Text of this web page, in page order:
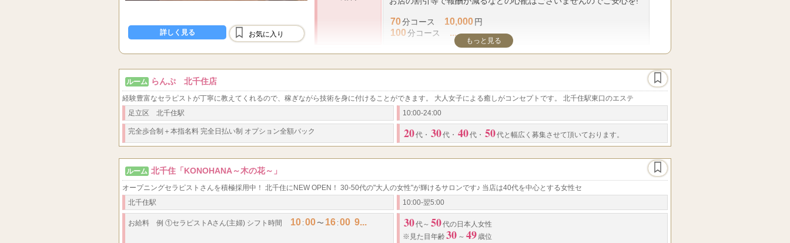
70分コース 10,000 円
100分コース ...
らOK 完全自由出勤、WワークOK
応募資格
経験者・未経験問わずOKです！
主婦の方・シングルマザー大歓迎
TEL：080-4533-3588
もっと見る
詳しく見る お気に入り
ルーム らんぷ 北千住店
経験豊富なセラピストが丁寧に教えてくれるので、稼ぎながら技術を身に付けることができます。 大人女子による癒しがコンセプトです。 北千住駅東口のエステ
足立区 北千住駅
10:00-24:00
完全歩合制＋本指名料 完全日払い制 オプション全額バック 20代・ 30代・ 40代・ 50代と幅広く募集させて頂いております。
ルーム 北千住「KONOHANA～木の花～」
オープニングセラピストさんを積極採用中！ 北千住にNEW OPEN！ 30-50代の"大人の女性"が輝けるサロンです♪ 当店は40代を中心とする女性セ
北千住駅
10:00-翌5:00
お給料 例 ①セラピストAさん(主婦) シフト時間 10 :00 〜 16 :00 9... 30代～ 50代の日本人女性
※見た目年齢30 ～ 49 歳位